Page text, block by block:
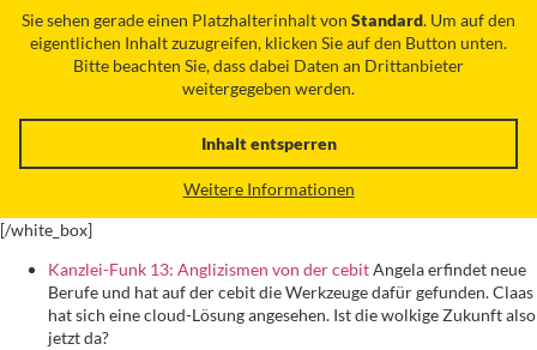
Sie sehen gerade einen Platzhalterinhalt von Standard. Um auf den
eigentlichen Inhalt zuzugreifen, klicken Sie auf den Button unten.
Bitte beachten Sie, dass dabei Daten an Drittanbieter
weitergegeben werden.
Inhalt entsperren
Weitere Informationen
[/white_box]
Kanzlei-Funk 13: Anglizismen von der cebitAngela erfindet neue
Berufe und hat auf der cebit die Werkzeuge dafür gefunden. Claas
hat sich eine cloud-Lösung angesehen. Ist die wolkige Zukunft also
jetzt da?